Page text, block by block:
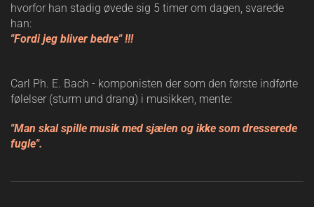
hvorfor han stadig øvede sig 5 timer om dagen, svarede
han:
"Fordi jeg bliver bedre" !!!
Carl Ph. E. Bach - komponisten der som den første indførte
følelser (sturm und drang) i musikken, mente:
"Man skal spille musik med sjælen og ikke som dresserede
fugle".